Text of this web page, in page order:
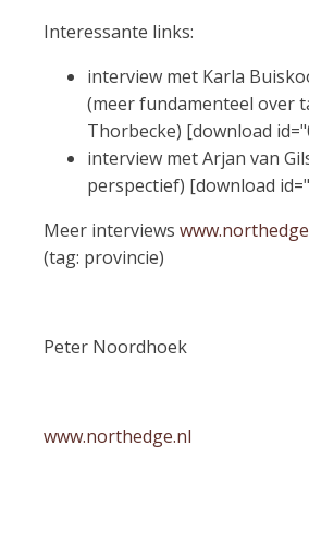
Interessante links:
interview met Karla
(meer fundamenteel over
Thorbecke) [download
interview met Arjan van
perspectief) [download
Meer interviews
(tag: provincie)
Peter Noordhoek
www.northedge.nl